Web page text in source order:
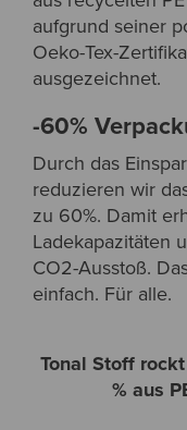
aufgrund seiner
Oeko-Tex-
ausgezeichnet.
-60%
Durch das
reduzieren wir
zu 60%. Damit
Ladekapazitäten
CO2-Ausstoß.
einfach. Für alle.
Tonal Stoff
% aus